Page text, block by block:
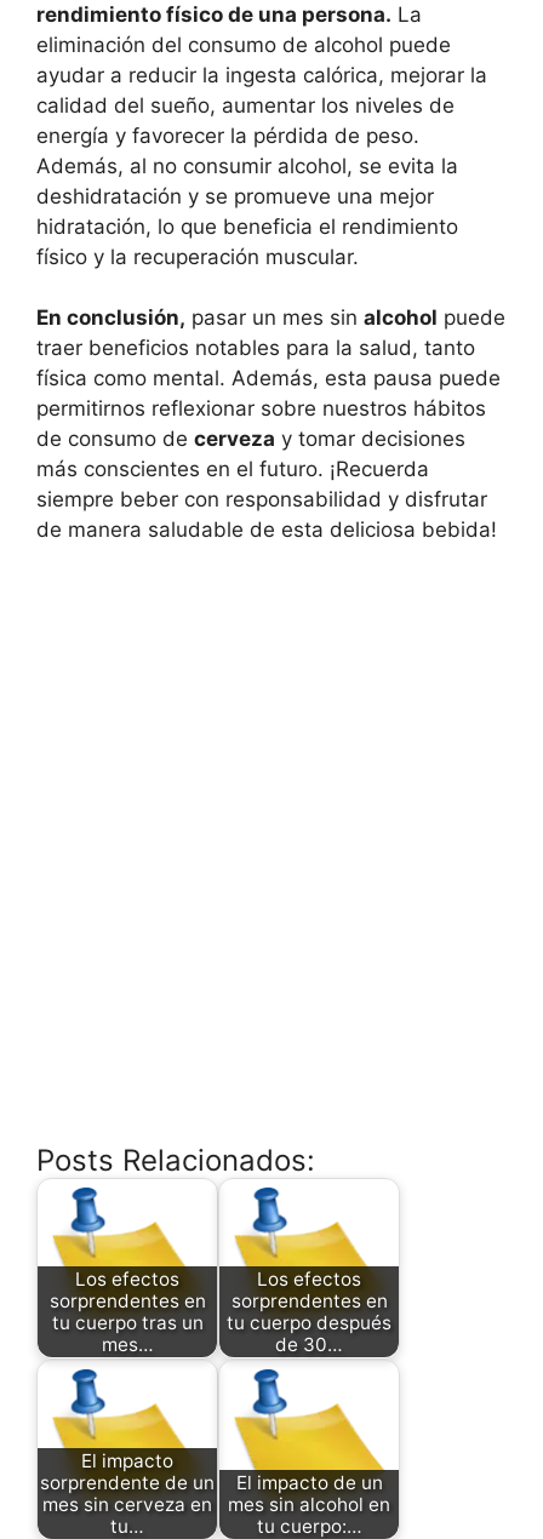
rendimiento físico de una persona. La
eliminación del consumo de alcohol puede
ayudar a reducir la ingesta calórica, mejorar la
calidad del sueño, aumentar los niveles de
energía y favorecer la pérdida de peso.
Además, al no consumir alcohol, se evita la
deshidratación y se promueve una mejor
hidratación, lo que beneficia el rendimiento
físico y la recuperación muscular.
En conclusión, pasar un mes sin alcohol puede
traer beneficios notables para la salud, tanto
física como mental. Además, esta pausa puede
permitirnos reflexionar sobre nuestros hábitos
de consumo de cerveza y tomar decisiones
más conscientes en el futuro. ¡Recuerda
siempre beber con responsabilidad y disfrutar
de manera saludable de esta deliciosa bebida!
Posts Relacionados:
Los efectos
sorprendentes en
tu cuerpo tras un
mes…
Los efectos
sorprendentes en
tu cuerpo después
de 30…
El impacto
sorprendente de un
mes sin cerveza en
tu…
El impacto de un
mes sin alcohol en
tu cuerpo:…